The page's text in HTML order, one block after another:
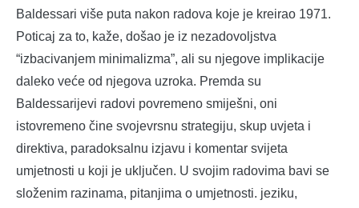
Baldessari više puta nakon radova koje je kreirao 1971.
Poticaj za to, kaže, došao je iz nezadovoljstva
“izbacivanjem minimalizma”, ali su njegove implikacije
daleko veće od njegova uzroka. Premda su
Baldessarijevi radovi povremeno smiješni, oni
istovremeno čine svojevrsnu strategiju, skup uvjeta i
direktiva, paradoksalnu izjavu i komentar svijeta
umjetnosti u koji je uključen. U svojim radovima bavi se
složenim razinama, pitanjima o umjetnosti. jeziku,